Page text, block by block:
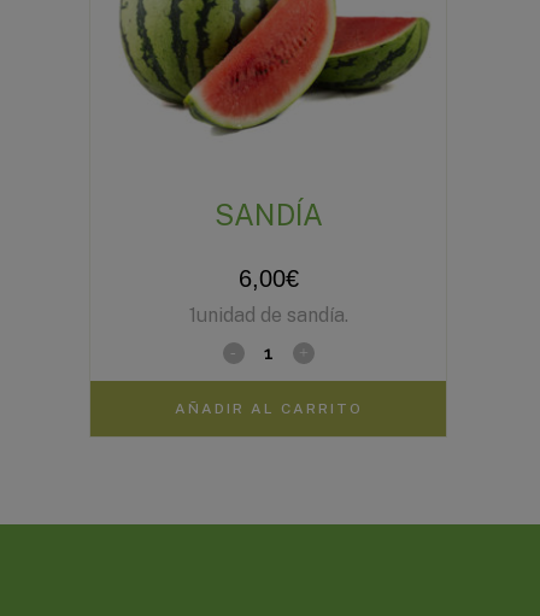
AÑADIR AL CARRITO
SANDÍA
6,00€
1unidad de sandía.